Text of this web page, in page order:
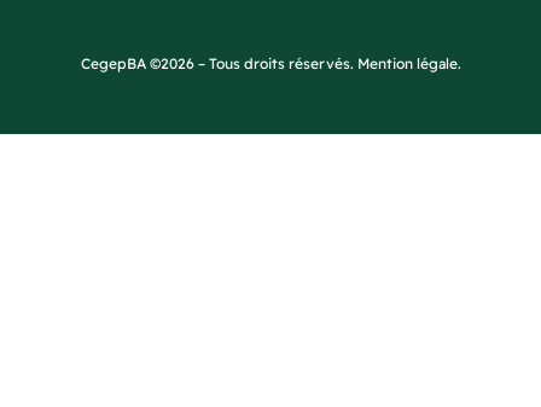
CegepBA ©2026 – Tous droits réservés. Mention légale.